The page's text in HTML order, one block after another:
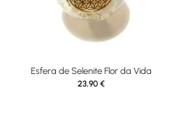
Esfera de Selenite Flor da Vida
23,90 €